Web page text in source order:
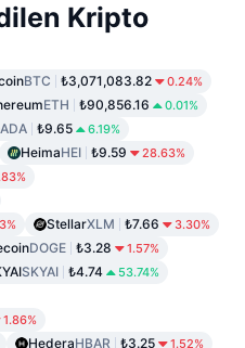
Kripto
BTC ₺3,071,083.82 0.24%
ETH ₺90,856.16 0.01%
ADA ₺9.65 6.19%
HeimaHEI ₺9.59 28.63%
StellarXLM ₺7.66 3.30%
DOGE ₺3.28 1.57%
SKYAI ₺4.74 53.74%
1.86%
HederaHBAR ₺3.25 1.52%